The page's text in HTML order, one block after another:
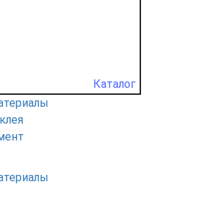
Каталог